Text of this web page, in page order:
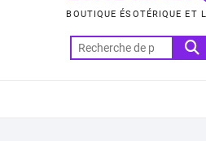
BOUTIQUE ÉSOTÉRIQUE ET
pour :